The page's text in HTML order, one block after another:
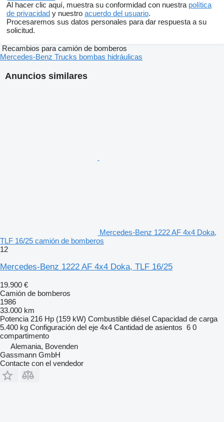
Al hacer clic aquí, muestra su conformidad con nuestra política
de privacidad y nuestro acuerdo del usuario.
Procesaremos sus datos personales para dar respuesta a su
solicitud.
Anuncios similares
Mercedes-Benz 1222 AF 4x4 Doka,
TLF 16/25 camión de bomberos
12
Mercedes-Benz 1222 AF 4x4 Doka, TLF 16/25
19.900 €
Camión de bomberos
1986
33.000 km
Potencia 216 Hp (159 kW) Combustible diésel Capacidad de carga
5.400 kg Configuración del eje 4x4 Cantidad de asientos 6 0
compartimento
Alemania, Bovenden
Gassmann GmbH
Contacte con el vendedor
Recambios para camión de bomberos
Mercedes-Benz Trucks bombas hidráulicas